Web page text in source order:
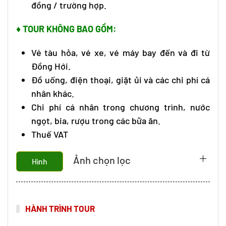
đồng / trường hợp.
♦ TOUR KHÔNG BAO GỒM:
Vé tàu hỏa, vé xe, vé máy bay đến và đi từ
Đồng Hới.
Đồ uống, điện thoại, giặt ủi và các chi phí cá
nhân khác.
Chi phí cá nhân trong chương trình, nước
ngọt, bia, rượu trong các bữa ăn.
Thuế VAT
Hình Ảnh chọn lọc
HÀNH TRÌNH TOUR